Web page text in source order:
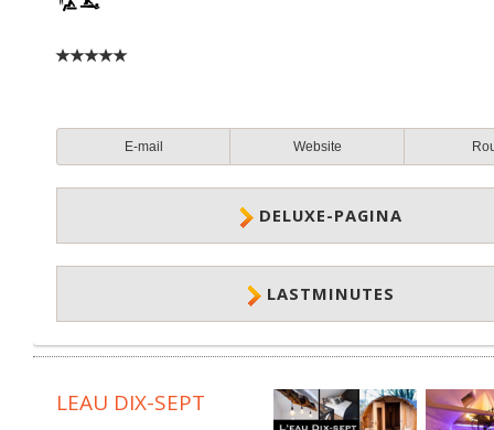
E-mail Website
DELUXE-PAGINA
LASTMINUTES
LEAU DIX-SEPT